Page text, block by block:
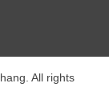
All rights